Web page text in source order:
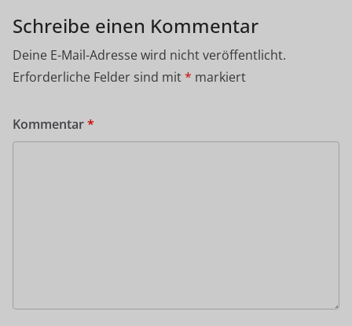
Schreibe einen Kommentar
Deine E-Mail-Adresse wird nicht veröffentlicht.
Erforderliche Felder sind mit* markiert
Kommentar*